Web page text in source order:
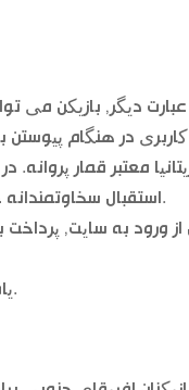
عبارت دیگر, بازیکن می
معتبر قمار
استقبال سخاوتمندانه خود را به علاوه کشت خود را از تبلیغات دیگر و انتخاب بازی گسترده ای خود را شناخته شده.
ورود به سایت,
یافتن پست های بیشتر از طریق بررسی کامل حافظه ما, اما برخی از هرگز به هر چیزی مقدار.